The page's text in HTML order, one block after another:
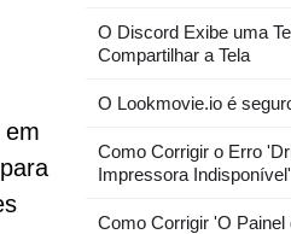
em
O Discord Exibe uma
Compartilhar a Tela
O Lookmovie.io é
Como Corrigir o Erro
Impressora Indisponível'
Como Corrigir 'O Painel